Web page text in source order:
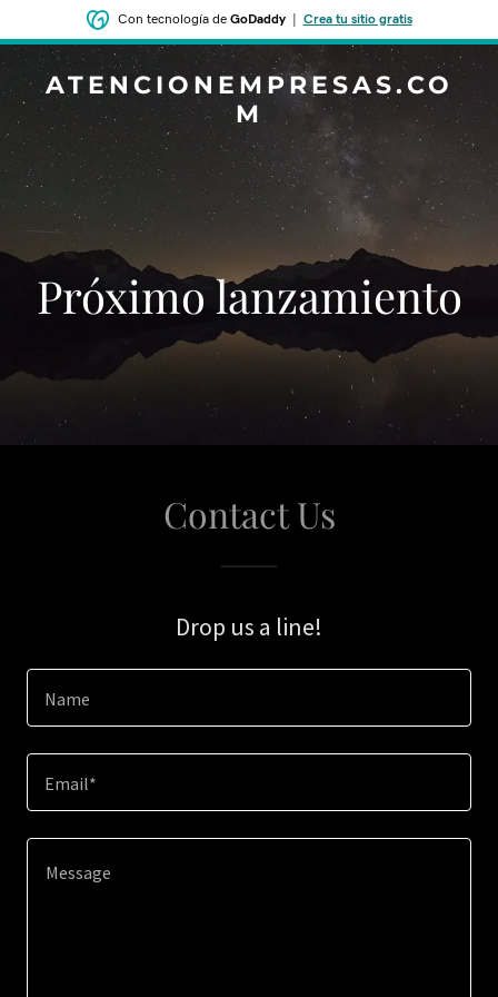
Con tecnología de GoDaddy| Crea tu sitio gratis
ATENCIONEMPRESAS.CO
M
‌‌Próximo lanzamiento
Contact Us
Drop us a line!
Name
Email*